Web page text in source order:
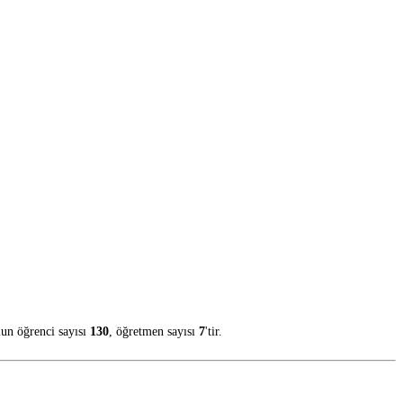
öğrenci sayısı 130, öğretmen sayısı 7'tir.